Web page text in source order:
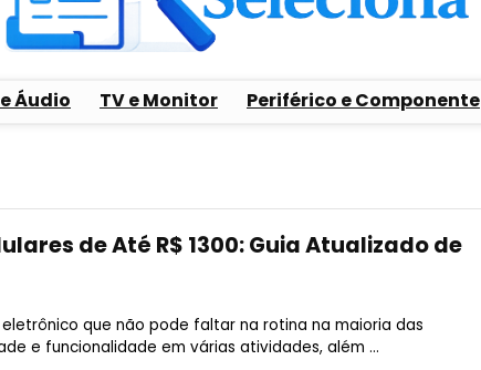
Áudio TV e Monitor Periférico e Componente
de Até R$ 1300: Guia Atualizado de
que não pode faltar na rotina na maioria das
e funcionalidade em várias atividades, além ...